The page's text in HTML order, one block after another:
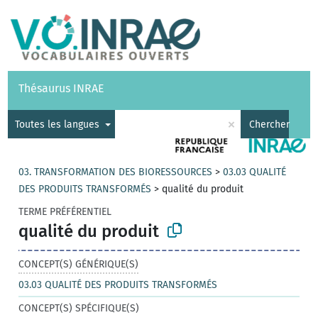
Vocabulaires API
Thésaurus INRAE
Toutes les langues × Chercher
03. TRANSFORMATION DES BIORESSOURCES >03.03 QUALITÉ
DES PRODUITS TRANSFORMÉS >qualité du produit
TERME PRÉFÉRENTIEL
qualité du produit
CONCEPT(S) GÉNÉRIQUE(S)
03.03 QUALITÉ DES PRODUITS TRANSFORMÉS
CONCEPT(S) SPÉCIFIQUE(S)